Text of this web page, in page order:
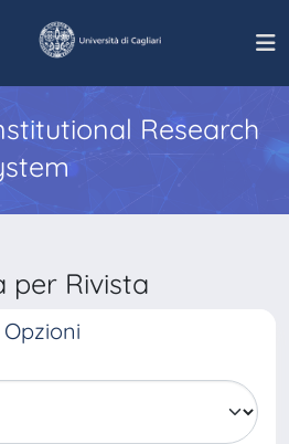
Research
per Rivista
Opzioni